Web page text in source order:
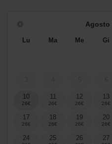
Agosto
Lu Ma Me Gi
10 11 12 13
17 18 19 20
24 25 26 27